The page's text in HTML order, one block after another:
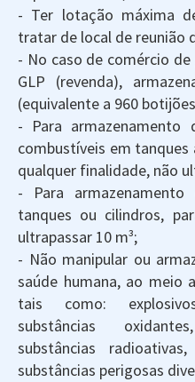
- Ter lotação máxima
tratar de local de reunião
- No caso de comércio
GLP (revenda),
(equivalente a 960
- Para armazenamento
combustíveis em
qualquer finalidade, não
- Para
tanques ou cilindros,
ultrapassar 10 m³;
- Não manipular ou
saúde humana, ao meio
tais como:
substâncias
substâncias
substâncias perigosas